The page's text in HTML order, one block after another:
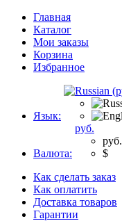
Главная
Каталог
Мои заказы
Корзина
Избранное
Язык:
Валюта:
руб.
руб.
$
Как сделать заказ
Как оплатить
Доставка товаров
Гарантии